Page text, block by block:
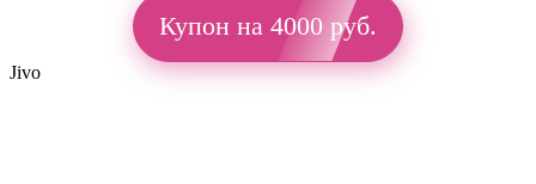
Купон на 4000 руб.
Jivo